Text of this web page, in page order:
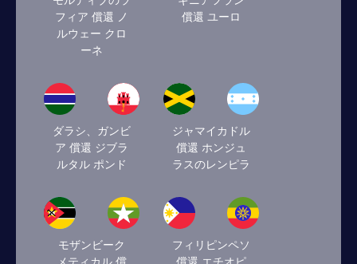
フィア 償還 ノ
ルウェー クロ
ーネ
償還 ユーロ
ダラシ、ガンビ
ア 償還 ジブラ
ルタル ポンド
ジャマイカドル
償還 ホンジュ
ラスのレンピラ
モザンビーク
フィリピンペソ